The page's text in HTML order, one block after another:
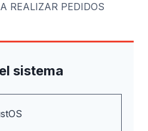
REALIZAR PEDIDOS
sistema